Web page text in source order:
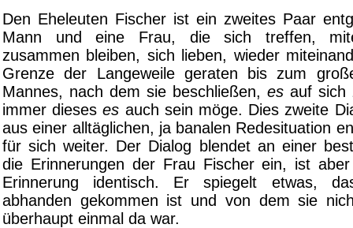
Den Eheleuten Fischer ist ein zweites Paar
Mann und eine Frau, die sich treffen,
zusammen bleiben, sich lieben, wieder
Grenze der Langeweile geraten bis zum
Mannes, nach dem sie beschließen, es auf sich
immer dieseses auch sein möge. Dies zweite
aus einer alltäglichen, ja banalen Redesituation
für sich weiter. Der Dialog blendet an einer
die Erinnerungen der Frau Fischer ein, ist
Erinnerung identisch. Er spiegelt etwas,
abhanden gekommen ist und von dem sie
überhaupt einmal da war.